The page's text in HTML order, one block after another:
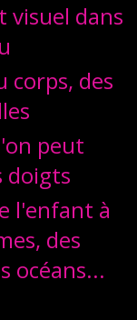
visuel dans
corps, des
peut
doigts
l'enfant à
des
océans...